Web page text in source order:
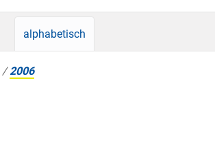
alphabetisch
/2006